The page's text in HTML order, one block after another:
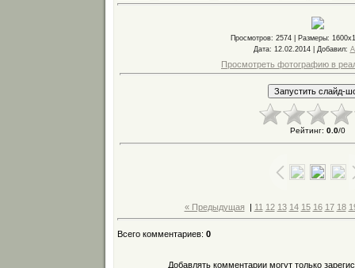
Просмотров: 2574 | Размеры:
Дата: 12.02.2014 | Добавил:
Просмотреть фотографию в
Рейтинг: 0.0/0
« Предыдущая | 11 12 13 14 15 16 17 18
Всего комментариев: 0
Добавлять комментарии могут только